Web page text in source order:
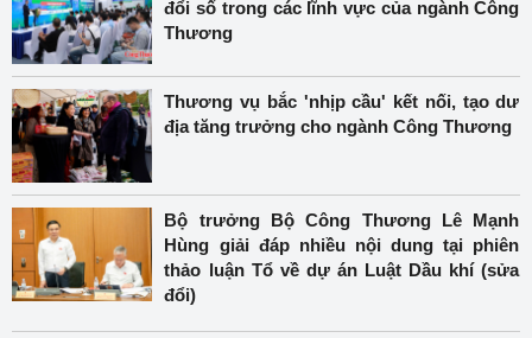
đổi số trong các lĩnh vực của ngành Công
Thương
Thương vụ bắc 'nhịp cầu' kết nối, tạo dư
địa tăng trưởng cho ngành Công Thương
Bộ trưởng Bộ Công Thương Lê Mạnh
Hùng giải đáp nhiều nội dung tại phiên
thảo luận Tổ về dự án Luật Dầu khí (sửa
đổi)